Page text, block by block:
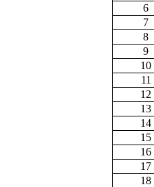
6
7
8
9
10
11
12
13
14
15
16
17
18